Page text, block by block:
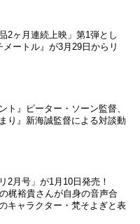
2ヶ月連続上映」第1弾とし
ートル』が3月29日からリ
ト』ピーター・ソーン監督、
り』新海誠監督による対談動
2月号」が1月10日発売！
梶裕貴さんが自身の音声合
キャラクター・梵そよぎと表